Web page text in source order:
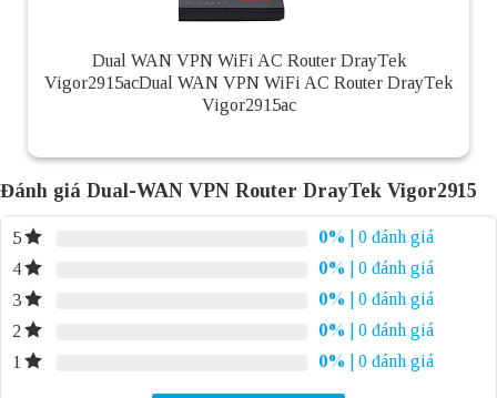
Dual WAN VPN WiFi AC Router DrayTek
Vigor2915acDual WAN VPN WiFi AC Router DrayTek
Vigor2915ac
Đánh giá Dual-WAN VPN Router DrayTek Vigor2915
5 0%
| 0 đánh giá
4
0%
| 0 đánh giá
3
0%
| 0 đánh giá
2
0%
| 0 đánh giá
1
0% | 0 đánh giá